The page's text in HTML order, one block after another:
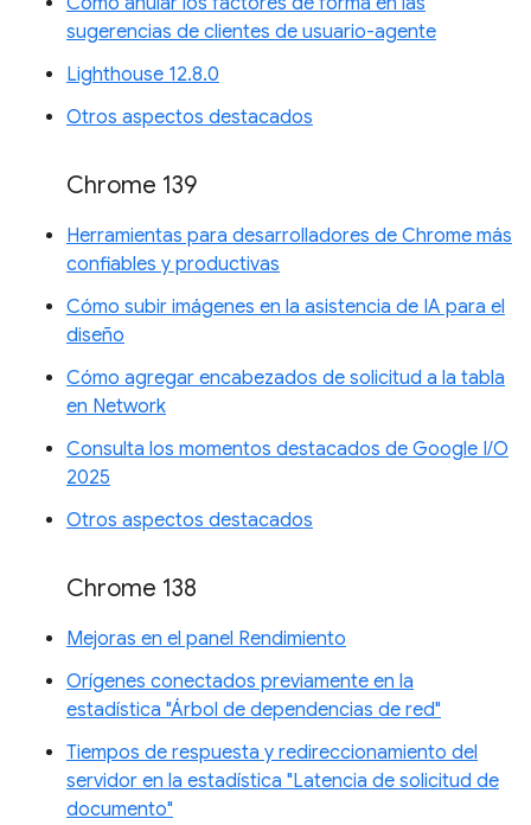
sugerencias de clientes de usuario-agente
Lighthouse 12.8.0
Otros aspectos destacados
Chrome 139
Herramientas para desarrolladores de Chrome más
confiables y productivas
Cómo subir imágenes en la asistencia de IA para el
diseño
Cómo agregar encabezados de solicitud a la tabla
en Network
Consulta los momentos destacados de Google I/O
2025
Otros aspectos destacados
Chrome 138
Mejoras en el panel Rendimiento
Orígenes conectados previamente en la
estadística "Árbol de dependencias de red"
Tiempos de respuesta y redireccionamiento del
servidor en la estadística "Latencia de solicitud de
documento"